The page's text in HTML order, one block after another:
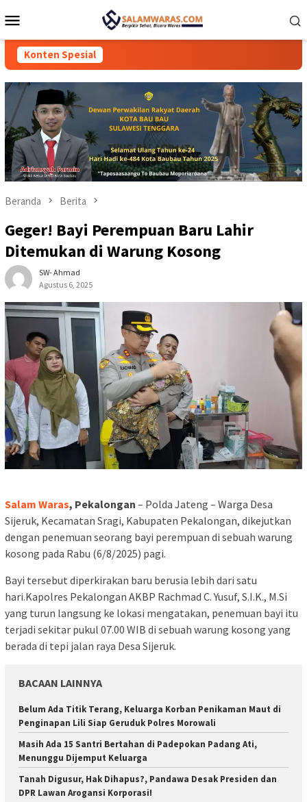
ke
Mobile
Konten Spesial
Beranda Berita
Geger! Bayi Perempuan Baru Lahir
Ditemukan di Warung Kosong
SW- Ahmad
Agustus 6, 2025
Salam Waras, Pekalongan – Polda Jateng – Warga Desa
Sijeruk, Kecamatan Sragi, Kabupaten Pekalongan, dikejutkan
dengan penemuan seorang bayi perempuan di sebuah warung
kosong pada Rabu (6/8/2025) pagi.
Bayi tersebut diperkirakan baru berusia lebih dari satu
hari.Kapolres Pekalongan AKBP Rachmad C. Yusuf, S.I.K., M.Si
yang turun langsung ke lokasi mengatakan, penemuan bayi itu
terjadi sekitar pukul 07.00 WIB di sebuah warung kosong yang
berada di tepi jalan raya Desa Sijeruk.
BACAAN LAINNYA
Belum Ada Titik Terang, Keluarga Korban Penikaman Maut di
Penginapan Lili Siap Geruduk Polres Morowali
Masih Ada 15 Santri Bertahan di Padepokan Padang Ati,
Menunggu Dijemput Keluarga
Tanah Digusur, Hak Dihapus?, Pandawa Desak Presiden dan
DPR Lawan Arogansi Korporasi!